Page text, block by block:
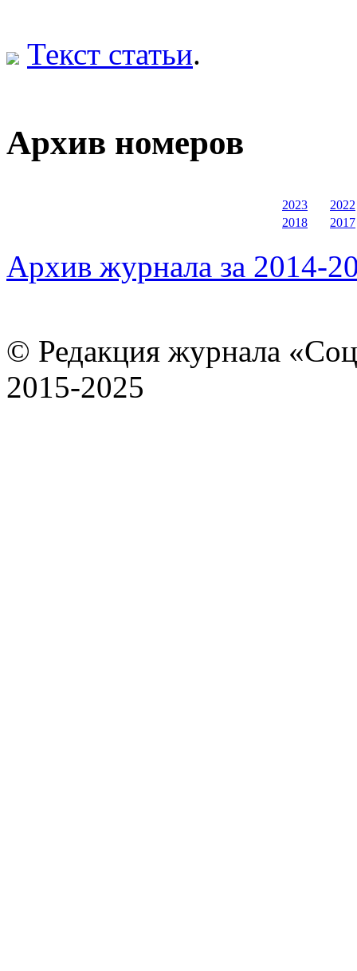
Текст статьи.
Архив номеров
2023
2022
2018
2017
Архив журнала за 2014-
© Редакция журнала
2015-2025